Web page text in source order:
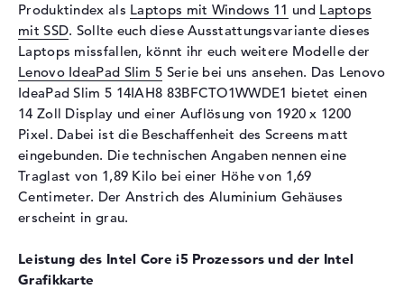
Besonderheiten
Display, matt, LED-
Hintergrundbeleuchtung, IPS
Panel
Kartenleser
Unterstützte Flash-
Speicherkarten
microSD
Audio
Soundkarte
Hi-Definition Audio
Webcam
Sensorauflösung
2 MP
Eingabegeräte
Produktindex als Laptops mit Windows 11 und Laptops
mit SSD. Sollte euch diese Ausstattungsvariante dieses
Laptops missfallen, könnt ihr euch weitere Modelle der
Lenovo IdeaPad Slim 5 Serie bei uns ansehen. Das Lenovo
IdeaPad Slim 5 14IAH8 83BFCTO1WWDE1 bietet einen
14 Zoll Display und einer Auflösung von 1920 x 1200
Pixel. Dabei ist die Beschaffenheit des Screens matt
eingebunden. Die technischen Angaben nennen eine
Traglast von 1,89 Kilo bei einer Höhe von 1,69
Centimeter. Der Anstrich des Aluminium Gehäuses
erscheint in grau.
Leistung des Intel Core i5 Prozessors und der Intel
Grafikkarte